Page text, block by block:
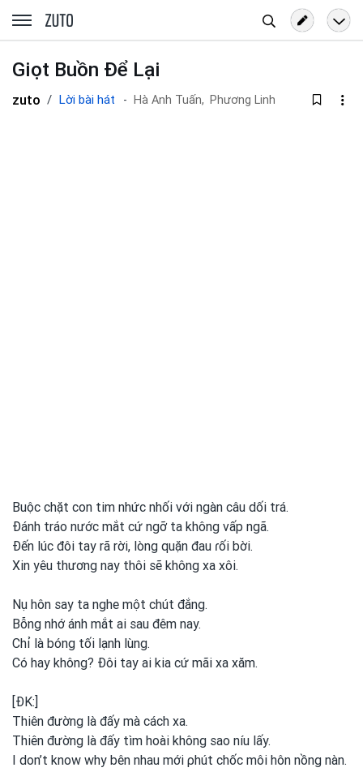
zuto.vn
kiếm
Giọt Buồn Để Lại
zuto Lời bài hát Hà Anh Tuấn, Phương Linh
Buộc chặt con tim nhức nhối với ngàn câu dối trá.
Đánh tráo nước mắt cứ ngỡ ta không vấp ngã.
Đến lúc đôi tay rã rời, lòng quặn đau ɾối bời.
Xin yêu thương nay thôi sẽ không xa xôi.
Nụ hôn say ta nghe một chút đắng.
Bỗng nhớ ánh mắt ai sau đêm nay.
Chỉ là bóng tối lạnh lùng.
Có hay không? Đôi tay ai kia cứ mãi xa xăm.
[ĐK:]
Thiên đường là đấy mà cách xa.
Thiên đường là đấy tìm hoài không sao níu lấy.
I don’t know why bên nhau mới ρhút chốc môi hôn nồng nàn.